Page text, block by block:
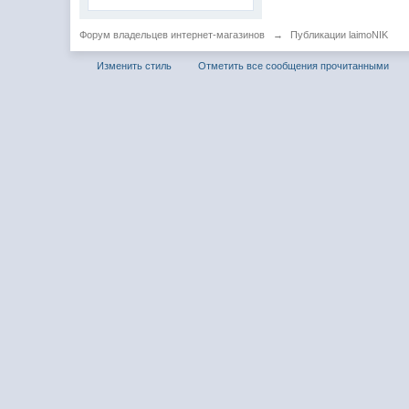
Форум владельцев интернет-магазинов → Публикации laimoNIK
Изменить стиль Отметить все сообщения прочитанными